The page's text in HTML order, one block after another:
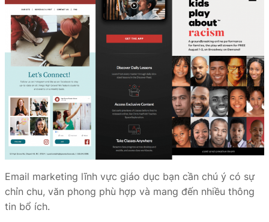
Email marketing lĩnh vực giáo dục bạn cần chú ý có sự
chỉn chu, văn phong phù hợp và mang đến nhiều thông
tin bổ ích.